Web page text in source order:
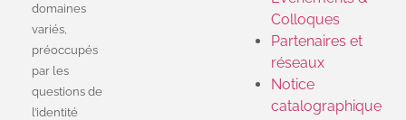
domaines
variés,
préoccupés
par les
questions de
l’identité
Colloques
Partenaires et
réseaux
Notice
catalographique